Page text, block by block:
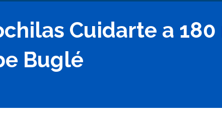
Cuidarte a
Buglé